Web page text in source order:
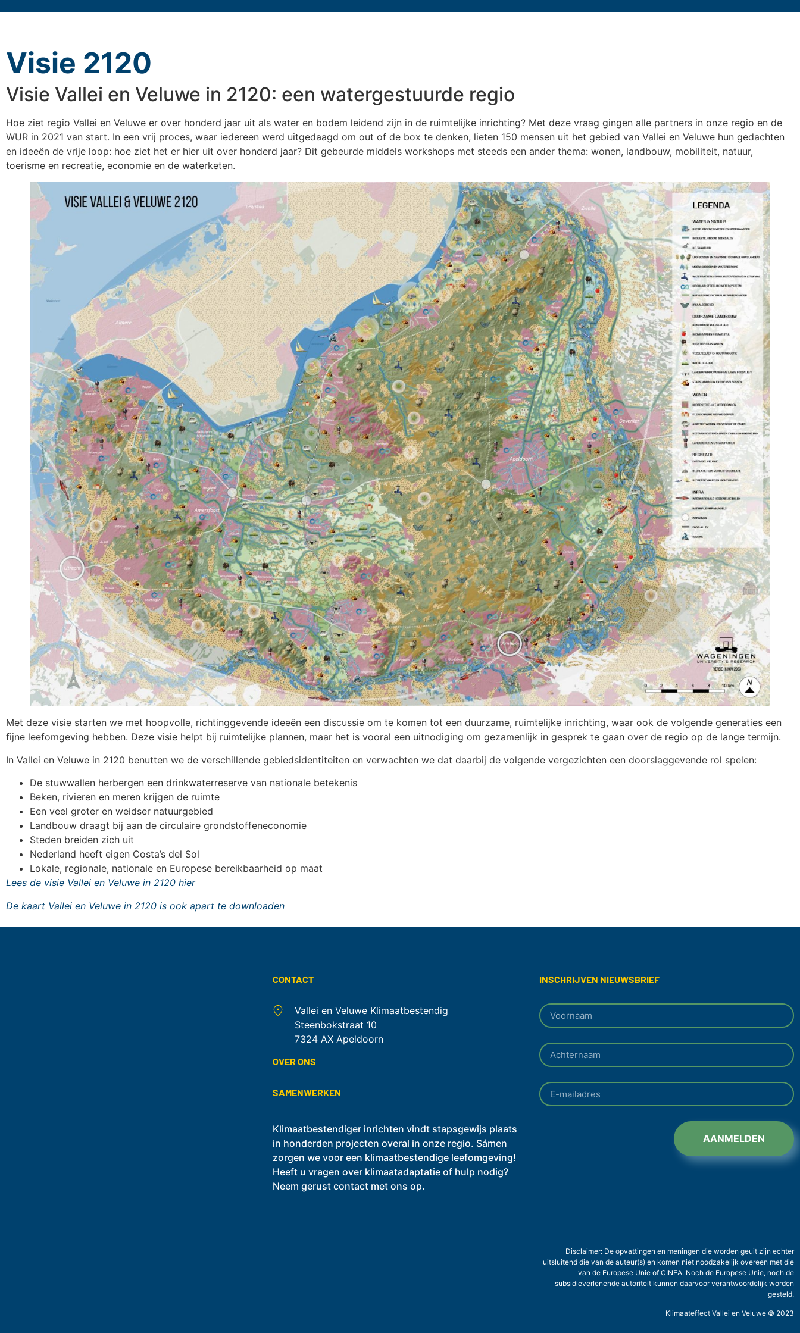
Visie 2120
Visie Vallei en Veluwe in 2120: een watergestuurde regio
Hoe ziet regio Vallei en Veluwe er over honderd jaar uit als water en bodem leidend zijn in de ruimtelijke inrichting? Met deze vraag gingen alle partners in onze regio en de
WUR in 2021 van start. In een vrij proces, waar iedereen werd uitgedaagd om out of de box te denken, lieten 150 mensen uit het gebied van Vallei en Veluwe hun gedachten
en ideeën de vrije loop: hoe ziet het er hier uit over honderd jaar? Dit gebeurde middels workshops met steeds een ander thema: wonen, landbouw, mobiliteit, natuur,
toerisme en recreatie, economie en de waterketen.
Met deze visie starten we met hoopvolle, richtinggevende ideeën een discussie om te komen tot een duurzame, ruimtelijke inrichting, waar ook de volgende generaties een
fijne leefomgeving hebben. Deze visie helpt bij ruimtelijke plannen, maar het is vooral een uitnodiging om gezamenlijk in gesprek te gaan over de regio op de lange termijn.
In Vallei en Veluwe in 2120 benutten we de verschillende gebiedsidentiteiten en verwachten we dat daarbij de volgende vergezichten een doorslaggevende rol spelen:
De stuwwallen herbergen een drinkwaterreserve van nationale betekenis
Beken, rivieren en meren krijgen de ruimte
Een veel groter en weidser natuurgebied
Landbouw draagt bij aan de circulaire grondstoffeneconomie
Steden breiden zich uit
Nederland heeft eigen Costa’s del Sol
Lokale, regionale, nationale en Europese bereikbaarheid op maat
Lees de visie Vallei en Veluwe in 2120 hier
De kaart Vallei en Veluwe in 2120 is ook apart te downloaden
CONTACT
Vallei en Veluwe Klimaatbestendig
Steenbokstraat 10
7324 AX Apeldoorn
OVER ONS
SAMENWERKEN
Klimaatbestendiger inrichten vindt stapsgewijs plaats
in honderden projecten overal in onze regio. Sámen
zorgen we voor een klimaatbestendige leefomgeving!
Heeft u vragen over klimaatadaptatie of hulp nodig?
Neem gerust contact met ons op.
INSCHRIJVEN NIEUWSBRIEF
AANMELDEN
Disclaimer: De opvattingen en meningen die worden geuit zijn echter
uitsluitend die van de auteur(s) en komen niet noodzakelijk overeen met die
van de Europese Unie of CINEA. Noch de Europese Unie, noch de
subsidieverlenende autoriteit kunnen daarvoor verantwoordelijk worden
gesteld.
Klimaateffect Vallei en Veluwe © 2023